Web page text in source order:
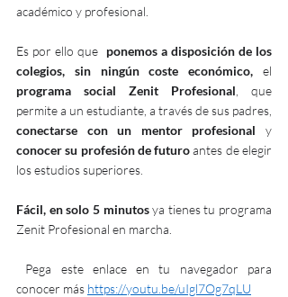
académico y profesional.
Es por ello que ponemos a disposición de los
colegios, sin ningún coste económico,
programa social Zenit Profesional , que
conectarse con un mentor profesional
conocer su profesión de futuro antes de elegir
los estudios superiores.
Fácil, en solo 5 minutos ya tienes tu programa
Zenit Profesional en marcha.
conocer más https://youtu.be/uIgl7Og7qLU